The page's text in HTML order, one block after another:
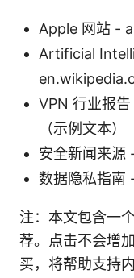
Apple 网站 -
Artificial
VPN 行业报
（示例文本）
安全新闻来
数据隐私指南
注：本文包含一
荐。点击不会增
买，将帮助支持